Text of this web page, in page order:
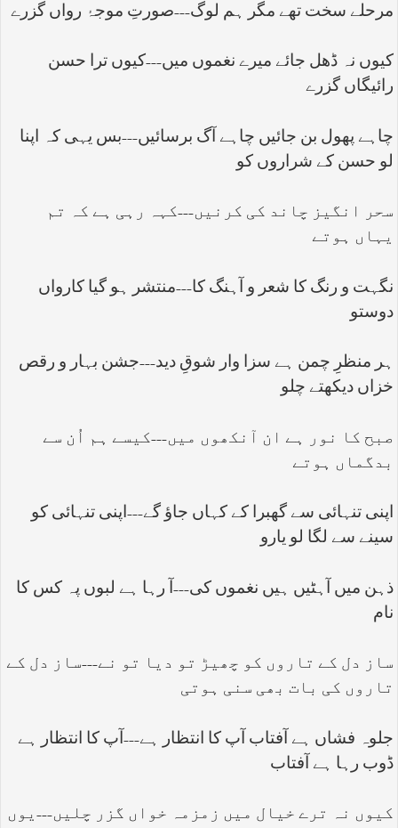
مرحلے سخت تھے مگر ہم لوگ---صورتِ موجۂ رواں گزرے
کیوں نہ ڈھل جائے میرے نغموں میں---کیوں ترا حسن
رائیگاں گزرے
چاہے پھول بن جائیں چاہے آگ برسائیں---بس یہی کہ اپنا
لو حسن کے شراروں کو
سحر انگیز چاند کی کرنیں---کہہ رہی ہے کہ تم
یہاں ہوتے
نگہت و رنگ کا شعر و آہنگ کا---منتشر ہو گیا کارواں
دوستو
ہر منظرِ چمن ہے سزا وار شوقِ دید---جشن بہار و رقص
خزاں دیکھتے چلو
صبح کا نور ہے ان آنکھوں میں---کیسے ہم اُن سے
بدگماں ہوتے
اپنی تنہائی سے گھبرا کے کہاں جاؤ گے---اپنی تنہائی کو
سینے سے لگا لو یارو
ذہن میں آہٹیں ہیں نغموں کی---آ رہا ہے لبوں پہ کس کا
نام
ساز دل کے تاروں کو چھیڑ تو دیا تو نے---ساز دل کے
تاروں کی بات بھی سنی ہوتی
جلوہ فشاں ہے آفتاب آپ کا انتظار ہے---آپ کا انتظار ہے
ڈوب رہا ہے آفتاب
کیوں نہ ترے خیال میں زمزمہ خواں گزر چلیں---یوں